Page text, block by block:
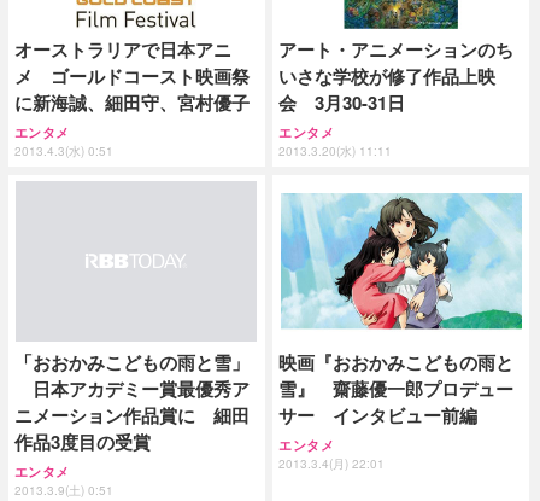
オーストラリアで日本アニ
メ ゴールドコースト映画祭
に新海誠、細田守、宮村優子
エンタメ
2013.4.3(水) 0:51
アート・アニメーションのち
いさな学校が修了作品上映
会 3月30-31日
エンタメ
2013.3.20(水) 11:11
「おおかみこどもの雨と雪」
日本アカデミー賞最優秀ア
ニメーション作品賞に 細田
作品3度目の受賞
エンタメ
2013.3.9(土) 0:51
映画『おおかみこどもの雨と
雪』 齋藤優一郎プロデュー
サー インタビュー前編
エンタメ
2013.3.4(月) 22:01